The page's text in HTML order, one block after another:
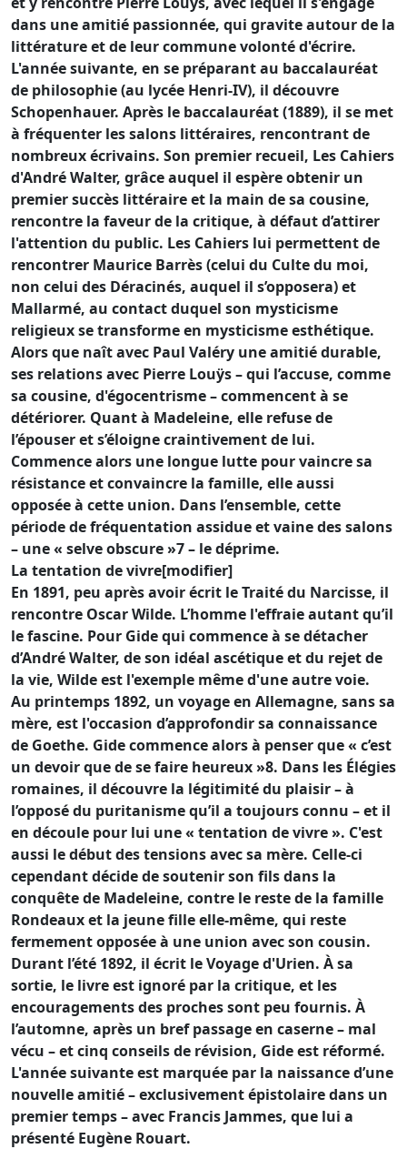
dans une amitié passionnée, qui gravite autour de la
littérature et de leur commune volonté d'écrire.
L'année suivante, en se préparant au baccalauréat
de philosophie (au lycée Henri-IV), il découvre
Schopenhauer. Après le baccalauréat (1889), il se met
à fréquenter les salons littéraires, rencontrant de
nombreux écrivains. Son premier recueil, Les Cahiers
d'André Walter, grâce auquel il espère obtenir un
premier succès littéraire et la main de sa cousine,
rencontre la faveur de la critique, à défaut d’attirer
l'attention du public. Les Cahiers lui permettent de
rencontrer Maurice Barrès (celui du Culte du moi,
non celui des Déracinés, auquel il s’opposera) et
Mallarmé, au contact duquel son mysticisme
religieux se transforme en mysticisme esthétique.
Alors que naît avec Paul Valéry une amitié durable,
ses relations avec Pierre Louÿs – qui l’accuse, comme
sa cousine, d'égocentrisme – commencent à se
détériorer. Quant à Madeleine, elle refuse de
l’épouser et s’éloigne craintivement de lui.
Commence alors une longue lutte pour vaincre sa
résistance et convaincre la famille, elle aussi
opposée à cette union. Dans l’ensemble, cette
période de fréquentation assidue et vaine des salons
– une « selve obscure »7 – le déprime.
La tentation de vivre[modifier]
En 1891, peu après avoir écrit le Traité du Narcisse, il
rencontre Oscar Wilde. L’homme l'effraie autant qu’il
le fascine. Pour Gide qui commence à se détacher
d’André Walter, de son idéal ascétique et du rejet de
la vie, Wilde est l'exemple même d'une autre voie.
Au printemps 1892, un voyage en Allemagne, sans sa
mère, est l'occasion d’approfondir sa connaissance
de Goethe. Gide commence alors à penser que « c’est
un devoir que de se faire heureux »8. Dans les Élégies
romaines, il découvre la légitimité du plaisir – à
l’opposé du puritanisme qu’il a toujours connu – et il
en découle pour lui une « tentation de vivre ». C'est
aussi le début des tensions avec sa mère. Celle-ci
cependant décide de soutenir son fils dans la
conquête de Madeleine, contre le reste de la famille
Rondeaux et la jeune fille elle-même, qui reste
fermement opposée à une union avec son cousin.
Durant l’été 1892, il écrit le Voyage d'Urien. À sa
sortie, le livre est ignoré par la critique, et les
encouragements des proches sont peu fournis. À
l’automne, après un bref passage en caserne – mal
vécu – et cinq conseils de révision, Gide est réformé.
L'année suivante est marquée par la naissance d’une
nouvelle amitié – exclusivement épistolaire dans un
premier temps – avec Francis Jammes, que lui a
présenté Eugène Rouart.